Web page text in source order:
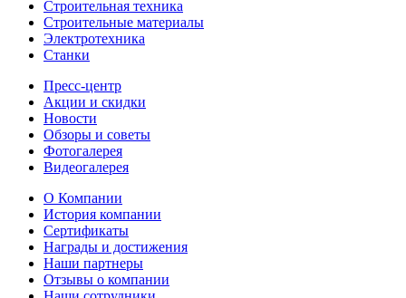
Строительная техника
Строительные материалы
Электротехника
Станки
Пресс-центр
Акции и скидки
Новости
Обзоры и советы
Фотогалерея
Видеогалерея
О Компании
История компании
Сертификаты
Награды и достижения
Наши партнеры
Отзывы о компании